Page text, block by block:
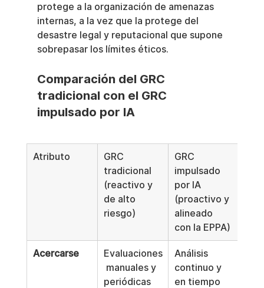
protege a la organización de amenazas
internas, a la vez que la protege del
desastre legal y reputacional que supone
sobrepasar los límites éticos.
Comparación del GRC
tradicional con el GRC
impulsado por IA
Atributo
GRC
tradicional
(reactivo y
de alto
riesgo)
GRC
impulsado
por IA
(proactivo y
alineado
con la EPPA)
Acercarse
Evaluaciones
manuales y
periódicas
Análisis
continuo y
en tiempo